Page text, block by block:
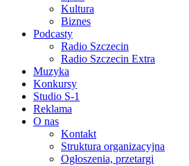
Kultura
Biznes
Podcasty
Radio Szczecin
Radio Szczecin Extra
Muzyka
Konkursy
Studio S-1
Reklama
O nas
Kontakt
Struktura organizacyjna
Ogłoszenia, przetargi